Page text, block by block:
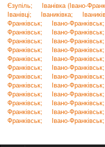
Єзупіль; Іванівка (Івано-
Іванівці;
Іваниківка;
Франківськ;
Івано-Франківськ;
Франківськ;
Івано-Франківськ;
Франківськ;
Івано-Франківськ;
Франківськ;
Івано-Франківськ;
Франківськ;
Івано-Франківськ;
Франківськ;
Івано-Франківськ;
Франківськ;
Івано-Франківськ;
Франківськ;
Івано-Франківськ;
Франківськ;
Івано-Франківськ;
Франківськ;
Івано-Франківськ;
Франківськ;
Івано-Франківськ;
Франківськ;
Івано-Франківськ;